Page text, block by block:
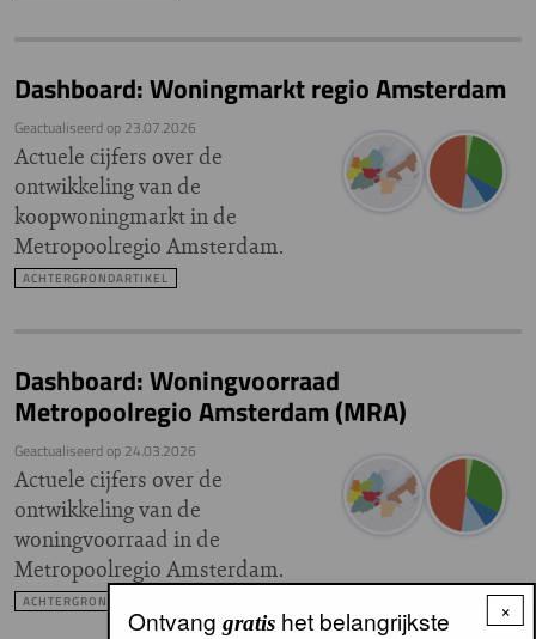
Dashboard: Woningmarkt regio Amsterdam
Geactualiseerd op 23.07.2026
Actuele cijfers over de
ontwikkeling van de
koopwoningmarkt in de
Metropoolregio Amsterdam.
ACHTERGRONDARTIKEL
Dashboard: Woningvoorraad
Metropoolregio Amsterdam (MRA)
Geactualiseerd op 24.03.2026
Actuele cijfers over de
ontwikkeling van de
woningvoorraad in de
Metropoolregio Amsterdam.
ACHTERGRONDARTIKEL ×
Ontvang gratishet belangrijkste